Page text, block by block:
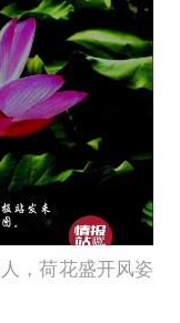
，荷花盛开风姿